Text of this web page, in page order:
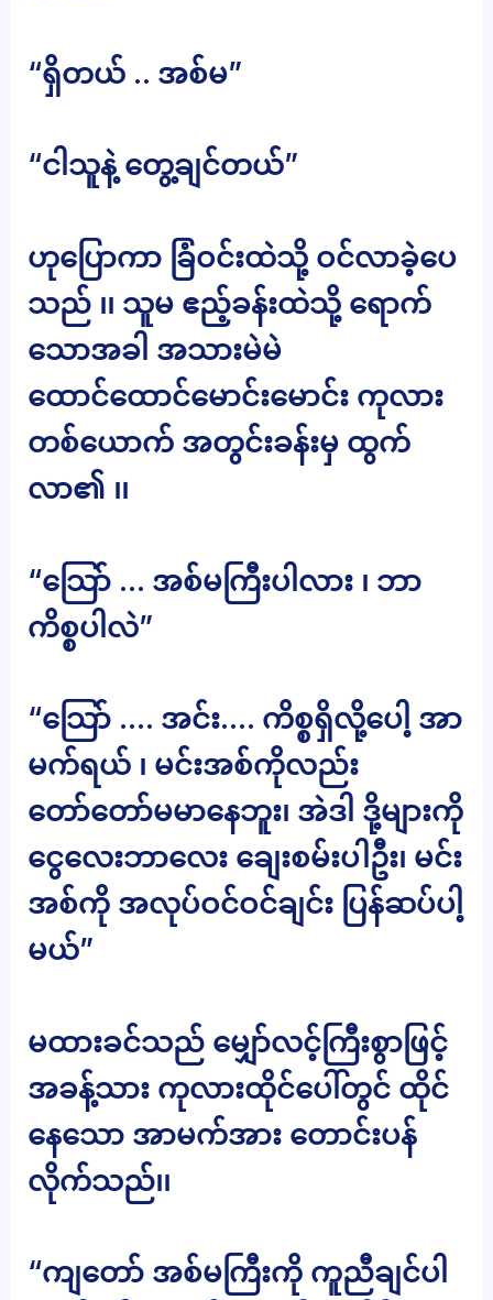
“ရှိတယ် .. အစ်မ”
“ငါသူနဲ့ တွေ့ချင်တယ်”
ဟုပြောကာ ခြံဝင်းထဲသို့ ဝင်လာခဲ့ပေ
သည် ၊၊ သူမ ဧည့်ခန်းထဲသို့ ရောက်
သောအခါ အသားမဲမဲ
ထောင်ထောင်မောင်းမောင်း ကုလား
တစ်ယောက် အတွင်းခန်းမှ ထွက်
လာ၏ ၊၊
“သြော် … အစ်မကြီးပါလား ၊ ဘာ
ကိစ္စပါလဲ”
“သြော် …. အင်း…. ကိစ္စရှိလို့ပေါ့ အာ
မက်ရယ် ၊ မင်းအစ်ကိုလည်း
တော်တော်မမာနေဘူး၊ အဲဒါ ဒို့များကို
ငွေလေးဘာလေး ချေးစမ်းပါဦး၊ မင်း
အစ်ကို အလုပ်ဝင်ဝင်ချင်း ပြန်ဆပ်ပါ့
မယ်”
မထားခင်သည် မျှော်လင့်ကြီးစွာဖြင့်
အခန့်သား ကုလားထိုင်ပေါ်တွင် ထိုင်
နေသော အာမက်အား တောင်းပန်
လိုက်သည်၊၊
“ကျတော် အစ်မကြီးကို ကူညီချင်ပါ